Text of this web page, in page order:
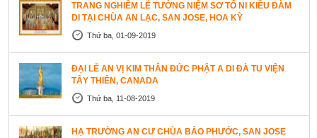
TRANG NGHIÊM LỄ TƯỞNG NIỆM SƠ TỔ NI KIỀU ĐÀM
DI TẠI CHÙA AN LẠC, SAN JOSE, HOA KỲ
Thứ ba, 01-09-2019
ĐẠI LỄ AN VỊ KIM THÂN ĐỨC PHẬT A DI ĐÀ TU VIỆN
TÂY THIÊN, CANADA
Thứ ba, 11-08-2019
HẠ TRƯỜNG AN CƯ CHÙA BẢO PHƯỚC, SAN JOSE